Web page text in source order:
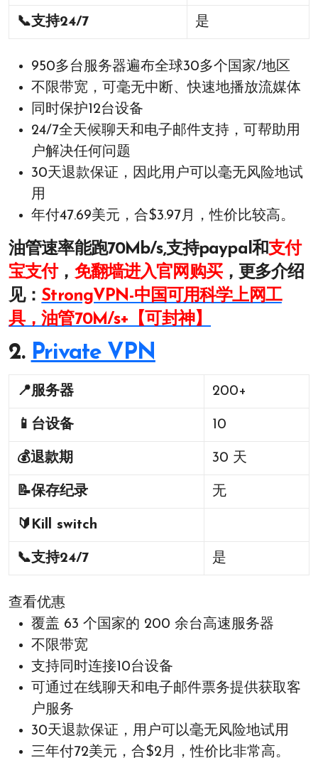
📞支持24/7 是
950多台服务器遍布全球30多个国家/地区
不限带宽，可毫无中断、快速地播放流媒体
同时保护12台设备
24/7全天候聊天和电子邮件支持，可帮助用
户解决任何问题
30天退款保证，因此用户可以毫无风险地试
用
年付47.69美元，合$3.97月，性价比较高。
油管速率能跑70Mb/s,支持paypal和支付
宝支付， 免翻墙进入官网购买，更多介绍
见： StrongVPN-中国可用科学上网工
具，油管70M/s+【可封神】
2. Private VPN
📍服务器 200+
📱 台设备 10
💰退款期 30 天
📝保存纪录 无
🔰 Kill switch
📞支持24/7 是
查看优惠
覆盖 63 个国家的 200 余台高速服务器
不限带宽
支持同时连接10台设备
可通过在线聊天和电子邮件票务提供获取客
户服务
30天退款保证，用户可以毫无风险地试用
三年付72美元，合$2月，性价比非常高。